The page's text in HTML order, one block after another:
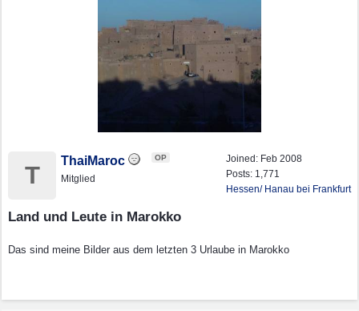
Joined: Feb 2008
Posts: 1,771
Hessen/ Hanau bei Frankfurt
T
ThaiMaroc OP
Mitglied
Land und Leute in Marokko
Das sind meine Bilder aus dem letzten 3 Urlaube in Marokko